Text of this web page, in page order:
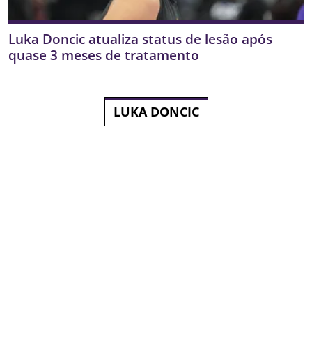
Luka Doncic atualiza status de lesão após
quase 3 meses de tratamento
LUKA DONCIC